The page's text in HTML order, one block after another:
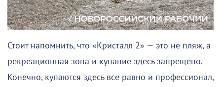
Стоит напомнить, что «Кристалл 2» — это не пляж, а
рекреационная зона и купание здесь запрещено.
Конечно, купаются здесь все равно и профессионал,